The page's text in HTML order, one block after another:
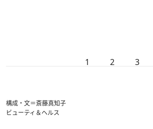
1 2 3
構成・文＝斎藤真知子
ビューティ＆ヘルス